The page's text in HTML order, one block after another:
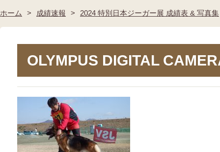
ホーム 成績速報 2024 特別日本ジーガー展 成績表 & 写真集
OLYMPUS DIGITAL